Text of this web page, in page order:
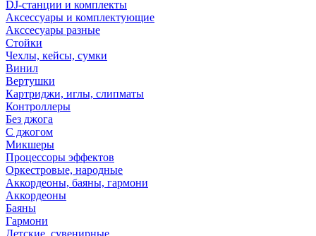
DJ-станции и комплекты
Аксессуары и комплектующие
Акссесуары разные
Стойки
Чехлы, кейсы, сумки
Винил
Вертушки
Картриджи, иглы, слипматы
Контроллеры
Без джога
С джогом
Микшеры
Процессоры эффектов
Оркестровые, народные
Аккордеоны, баяны, гармони
Аккордеоны
Баяны
Гармони
Детские, сувенирные